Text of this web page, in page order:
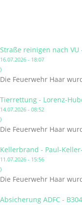
Straße reinigen nach VU
16.07.2026 - 18:07
)
Die Feuerwehr Haar
Tierrettung - Lorenz-
14.07.2026 - 08:52
)
Die Feuerwehr Haar
Kellerbrand - Paul-
11.07.2026 - 15:56
)
Die Feuerwehr Haar
Absicherung ADFC - B304